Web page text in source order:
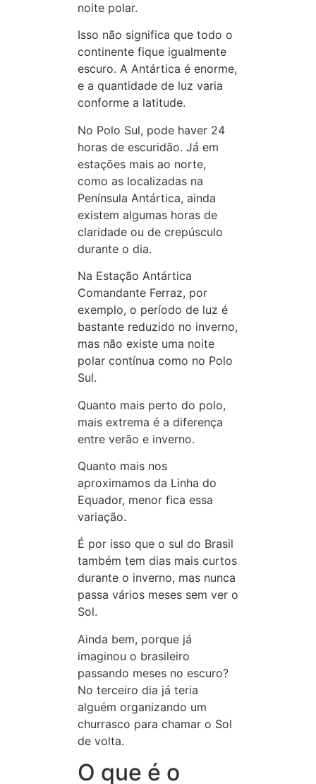
noite polar.
Isso não significa que todo o
continente fique igualmente
escuro. A Antártica é enorme,
e a quantidade de luz varia
conforme a latitude.
No Polo Sul, pode haver 24
horas de escuridão. Já em
estações mais ao norte,
como as localizadas na
Península Antártica, ainda
existem algumas horas de
claridade ou de crepúsculo
durante o dia.
Na Estação Antártica
Comandante Ferraz, por
exemplo, o período de luz é
bastante reduzido no inverno,
mas não existe uma noite
polar contínua como no Polo
Sul.
Quanto mais perto do polo,
mais extrema é a diferença
entre verão e inverno.
Quanto mais nos
aproximamos da Linha do
Equador, menor fica essa
variação.
É por isso que o sul do Brasil
também tem dias mais curtos
durante o inverno, mas nunca
passa vários meses sem ver o
Sol.
Ainda bem, porque já
imaginou o brasileiro
passando meses no escuro?
No terceiro dia já teria
alguém organizando um
churrasco para chamar o Sol
de volta.
O que é o